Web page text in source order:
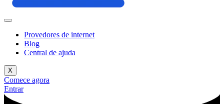
Provedores de internet
Blog
Central de ajuda
X
Comece agora
Entrar